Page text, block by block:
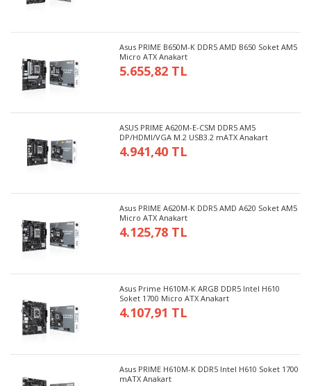
Asus PRIME B650M-K DDR5 AMD B650 Soket AM5
Micro ATX Anakart
5.655,82 TL
ASUS PRIME A620M-E-CSM DDR5 AM5
DP/HDMI/VGA M.2 USB3.2 mATX Anakart
4.941,40 TL
Asus PRIME A620M-K DDR5 AMD A620 Soket AM5
Micro ATX Anakart
4.125,78 TL
Asus Prime H610M-K ARGB DDR5 Intel H610
Soket 1700 Micro ATX Anakart
4.107,91 TL
Asus PRIME H610M-K DDR5 Intel H610 Soket 1700
mATX Anakart